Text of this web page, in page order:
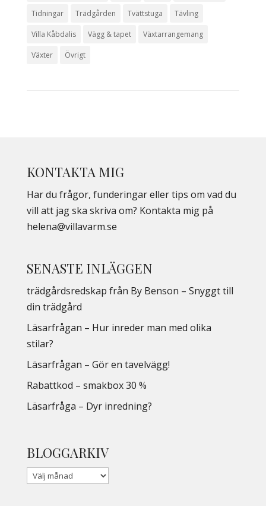
Tidningar Trädgården Tvättstuga Tävling
Villa Kåbdalis Vägg & tapet Växtarrangemang
Växter Övrigt
KONTAKTA MIG
Har du frågor, funderingar eller tips om vad du
vill att jag ska skriva om? Kontakta mig på
helena@villavarm.se
SENASTE INLÄGGEN
trädgårdsredskap från By Benson – Snyggt till
din trädgård
Läsarfrågan – Hur inreder man med olika
stilar?
Läsarfrågan – Gör en tavelvägg!
Rabattkod – smakbox 30 %
Läsarfråga – Dyr inredning?
BLOGGARKIV